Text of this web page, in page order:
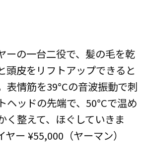
ーの一台二役で、髪の毛を乾
頭皮をリフトアップできると
表情筋を39°Cの音波振動で刺
ヘッドの先端で、50°Cで温め
く整えて、ほぐしていきま
ー ¥55,000（ヤーマン）